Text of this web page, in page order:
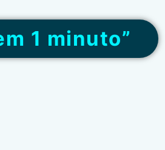
1 minuto”